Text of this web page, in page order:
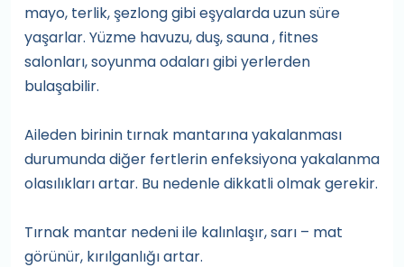
mayo, terlik, şezlong gibi eşyalarda uzun süre
yaşarlar. Yüzme havuzu, duş, sauna , fitnes
salonları, soyunma odaları gibi yerlerden
bulaşabilir.
Aileden birinin tırnak mantarına yakalanması
durumunda diğer fertlerin enfeksiyona yakalanma
olasılıkları artar. Bu nedenle dikkatli olmak gerekir.
Tırnak mantar nedeni ile kalınlaşır, sarı – mat
görünür, kırılganlığı artar.